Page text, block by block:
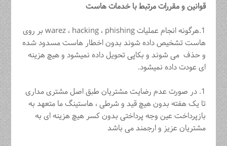
قوانین و مقررات مرتبط با خدمات هاست
1.هرگونه انجام عملیات warez ، hacking ، phishing بر روی
هاست تشخیص داده شوند بدون اخطار هاست مسدود شده
و حذف می شوند و بکاپی تحویل داده نمیشود و هیچ هزینه
ای عودت داده نمیشود.
1. در صورت عدم رضایت مشتریان طبق اصل مشتری مداری
تا یک هفته بدون هیچ قید و شرطی ، هاستینگ ما متعهد به
بازپرداخت عین وجه پرداختی بدون کسر هیچ هزینه ای به
مشتریان عزیز و ارجمند می باشد